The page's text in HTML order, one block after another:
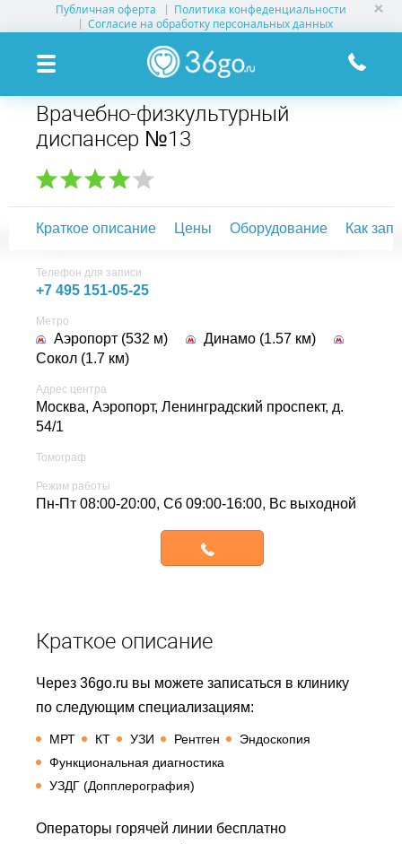
Публичная оферта
Политика конфеденциальности
Согласие на обработку персональных данных
УСЛУГИ КЛИНИК
КЛИНИКИ НА КАРТЕ
ПАМЯТКА ПАЦИЕНТУ
О ПРОЕКТЕ
Врачебно-физкультурный
диспансер №13
Краткое описание Цены Оборудование Как
Телефон для записи
+7 495 151-05-25
Метро
Аэропорт (532 м)
Динамо (1.57 км)
Сокол (1.7 км)
Адрес центра
Москва, Аэропорт, Ленинградский проспект, д.
54/1
Томограф
Режим работы
Пн-Пт 08:00-20:00, Сб 09:00-16:00, Вс выходной
Краткое описание
Через 36go.ru вы можете записаться в клинику
по следующим специализациям:
МРТ КТ УЗИ Рентген
Эндоскопия
Функциональная диагностика
УЗДГ (Допплерография)
Операторы горячей линии бесплатно